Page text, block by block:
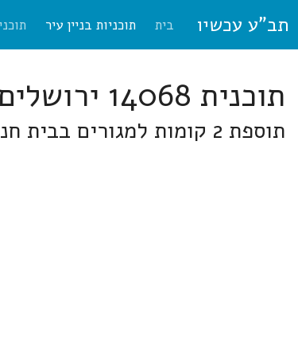
תב"ע עכשיו בית תוכניות בניין עיר
תוכנית 14068 ירושלים
תוספת 2 קומות למגורים בבית חנינה